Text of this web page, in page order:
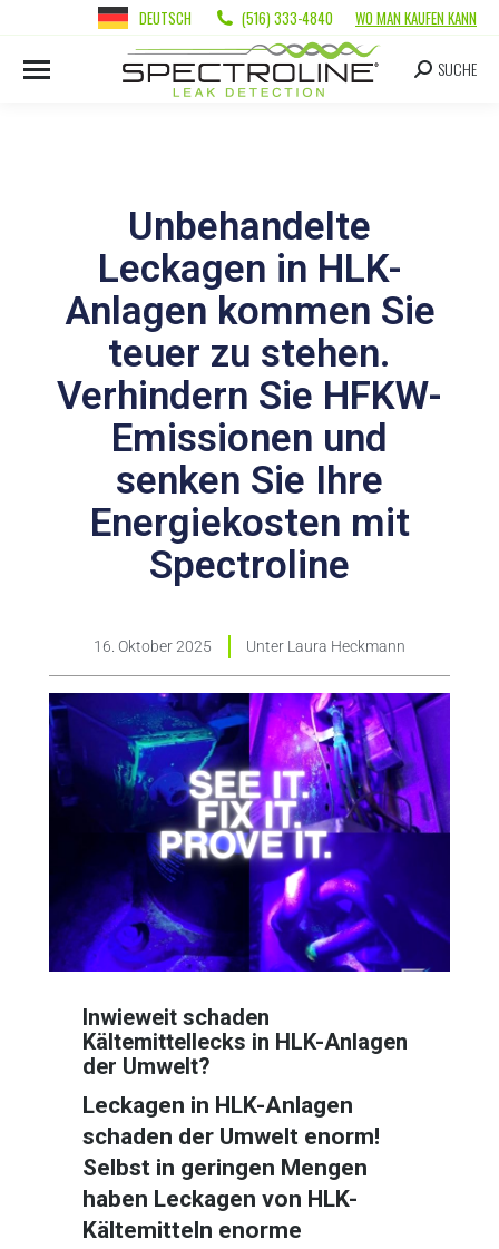
DEUTSCH (516) 333-4840 WO MAN KAUFEN KANN
SUCHE
Unbehandelte
Leckagen in HLK-
Anlagen kommen Sie
teuer zu stehen.
Verhindern Sie HFKW-
Emissionen und
senken Sie Ihre
Energiekosten mit
Spectroline
16. Oktober 2025 Unter Laura Heckmann
Inwieweit schaden
Kältemittellecks in HLK-Anlagen
der Umwelt?
Leckagen in HLK-Anlagen
schaden der Umwelt enorm!
Selbst in geringen Mengen
haben Leckagen von HLK-
Kältemitteln enorme